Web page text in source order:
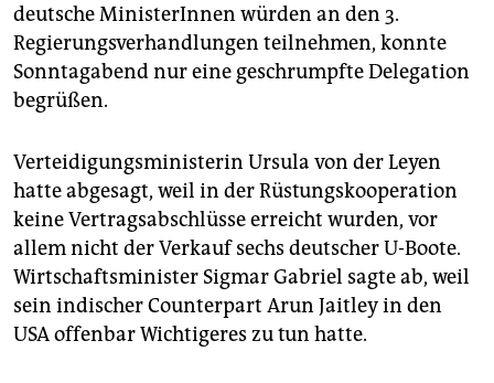
deutsche MinisterInnen würden an den 3.
Regierungsverhandlungen teilnehmen, konnte
Sonntagabend nur eine geschrumpfte Delegation
begrüßen.
Verteidigungsministerin Ursula von der Leyen
hatte abgesagt, weil in der Rüstungskooperation
keine Vertragsabschlüsse erreicht wurden, vor
allem nicht der Verkauf sechs deutscher U-Boote.
Wirtschaftsminister Sigmar Gabriel sagte ab, weil
sein indischer Counterpart Arun Jaitley in den
USA offenbar Wichtigeres zu tun hatte.